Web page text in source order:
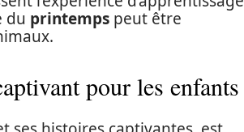
du printemps peut être
pour les enfants